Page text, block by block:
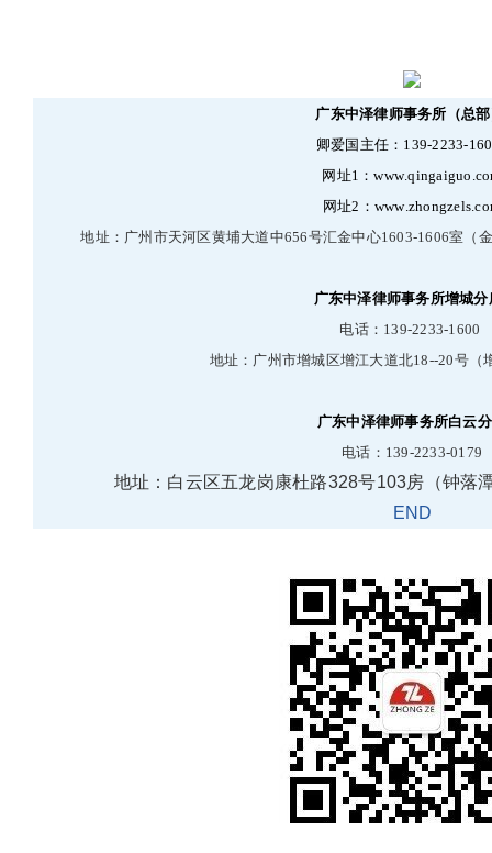
广东中泽律师事务所 （总部
卿爱国 主任 ： 139-2233-160
网 址1 ：www.qingaiguo .co
网址2 ： www.zhongzels.co
地址 ： 广州 市天河区黄埔大道中656号汇金中心1603-1606室 （ 金
广东中泽律师事务所增城分
电话： 139-2233-1600
地址 ： 广州 市增城区增江大道北18--20号（
广东中泽律师事务所白云分
电话 ： 139-2233-0179
地址：白云区五龙岗康杜路328号103房（钟落
EN D